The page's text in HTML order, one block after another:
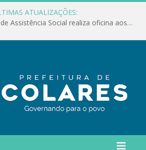
ATUALIZAÇÕES:
Conselho Municipal de Assistência Social realiza oficina aos servidores